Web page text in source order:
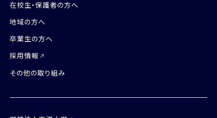
在校生・保護者の方へ
地域の方へ
卒業生の方へ
採用情報
その他の取り組み